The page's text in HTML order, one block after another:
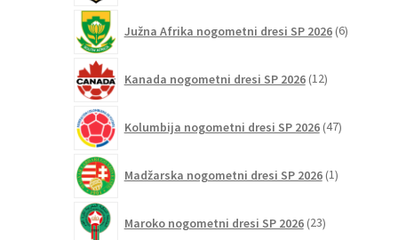
Južna Afrika nogometni dresi SP 2026 6izdelkov
Kanada nogometni dresi SP 2026 12izdelkov
Kolumbija nogometni dresi SP 2026 47izdelkov
Madžarska nogometni dresi SP 2026 1izdelek
Maroko nogometni dresi SP 2026 23izdelkov